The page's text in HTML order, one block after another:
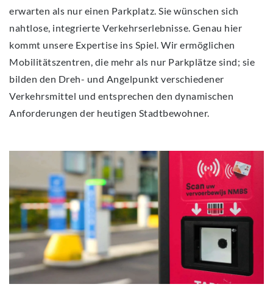
erwarten als nur einen Parkplatz. Sie wünschen sich
nahtlose, integrierte Verkehrserlebnisse. Genau hier
kommt unsere Expertise ins Spiel. Wir ermöglichen
Mobilitätszentren, die mehr als nur Parkplätze sind; sie
bilden den Dreh- und Angelpunkt verschiedener
Verkehrsmittel und entsprechen den dynamischen
Anforderungen der heutigen Stadtbewohner.